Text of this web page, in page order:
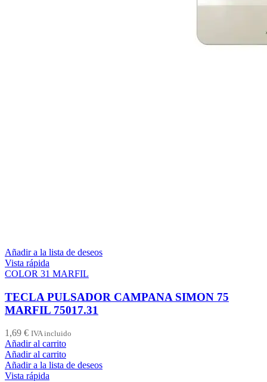
Añadir a la lista de deseos
Vista rápida
COLOR 31 MARFIL
TECLA PULSADOR CAMPANA SIMON 75
MARFIL 75017.31
1,69 € IVA incluido
Añadir al carrito
Añadir al carrito
Añadir a la lista de deseos
Vista rápida